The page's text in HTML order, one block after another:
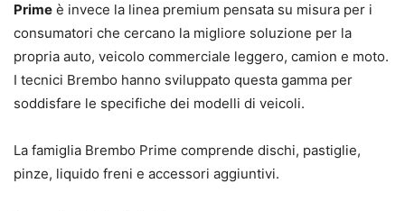
Prime è invece la linea premium pensata su misura per i
consumatori che cercano la migliore soluzione per la
propria auto, veicolo commerciale leggero, camion e moto.
I tecnici Brembo hanno sviluppato questa gamma per
soddisfare le specifiche dei modelli di veicoli.
La famiglia Brembo Prime comprende dischi, pastiglie,
pinze, liquido freni e accessori aggiuntivi.